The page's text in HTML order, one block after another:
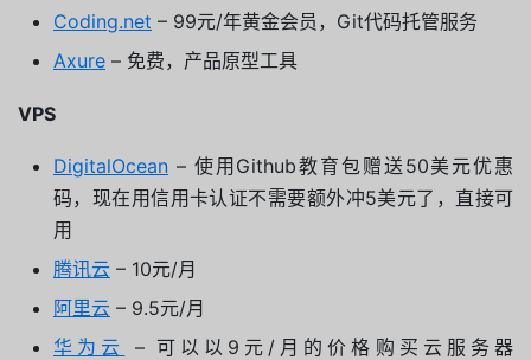
Coding.net – 99元/年黄金会员，Git代码托管服务
Axure – 免费，产品原型工具
VPS
DigitalOcean – 使用Github教育包赠送50美元优惠
码，现在用信用卡认证不需要额外冲5美元了，直接可
用
腾讯云 – 10元/月
阿里云 – 9.5元/月
华为云
– 可以以9元/月的价格购买云服务器